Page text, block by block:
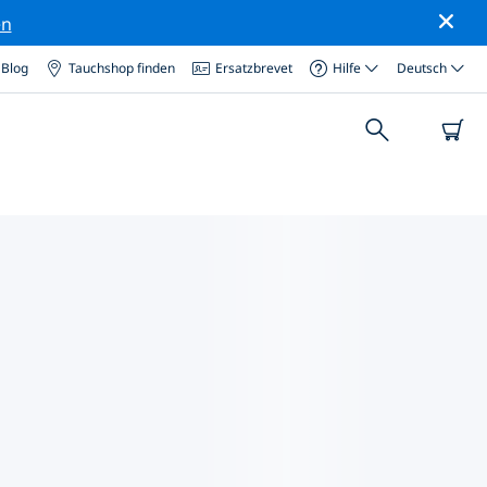
Blog Tauchshop finden Ersatzbrevet Hilfe Deutsch